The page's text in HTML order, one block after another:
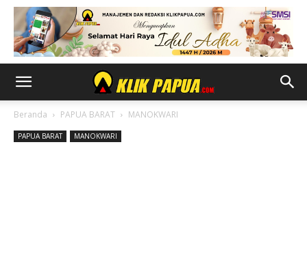
Beranda PAPUA BARAT MANOKWARI
PAPUA BARAT MANOKWARI